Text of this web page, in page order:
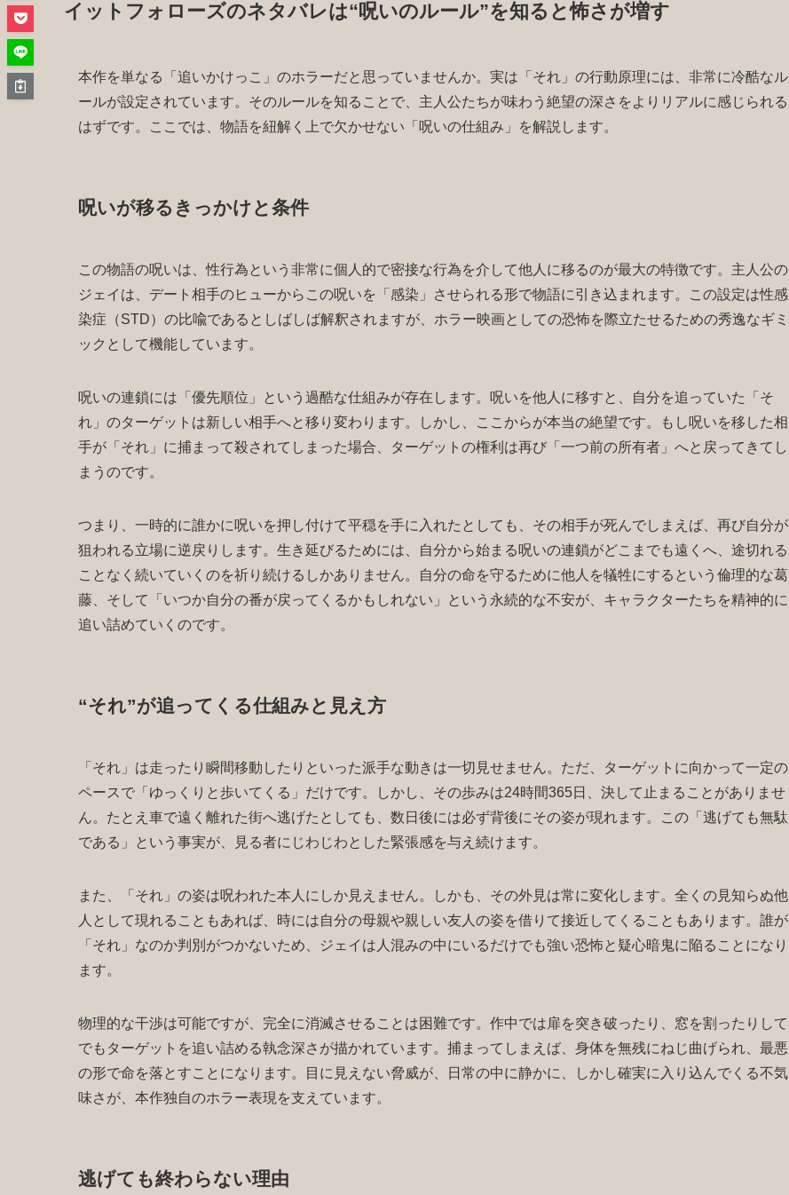
イットフォローズのネタバレは“呪いのルール”を知ると怖さが増す
本作を単なる「追いかけっこ」のホラーだと思っていませんか。実は「それ」の行動原理には、非常に冷酷なル
ールが設定されています。そのルールを知ることで、主人公たちが味わう絶望の深さをよりリアルに感じられる
はずです。ここでは、物語を紐解く上で欠かせない「呪いの仕組み」を解説します。
呪いが移るきっかけと条件
この物語の呪いは、性行為という非常に個人的で密接な行為を介して他人に移るのが最大の特徴です。主人公の
ジェイは、デート相手のヒューからこの呪いを「感染」させられる形で物語に引き込まれます。この設定は性感
染症（STD）の比喩であるとしばしば解釈されますが、ホラー映画としての恐怖を際立たせるための秀逸なギミ
ックとして機能しています。
呪いの連鎖には「優先順位」という過酷な仕組みが存在します。呪いを他人に移すと、自分を追っていた「そ
れ」のターゲットは新しい相手へと移り変わります。しかし、ここからが本当の絶望です。もし呪いを移した相
手が「それ」に捕まって殺されてしまった場合、ターゲットの権利は再び「一つ前の所有者」へと戻ってきてし
まうのです。
つまり、一時的に誰かに呪いを押し付けて平穏を手に入れたとしても、その相手が死んでしまえば、再び自分が
狙われる立場に逆戻りします。生き延びるためには、自分から始まる呪いの連鎖がどこまでも遠くへ、途切れる
ことなく続いていくのを祈り続けるしかありません。自分の命を守るために他人を犠牲にするという倫理的な葛
藤、そして「いつか自分の番が戻ってくるかもしれない」という永続的な不安が、キャラクターたちを精神的に
追い詰めていくのです。
“それ”が追ってくる仕組みと見え方
「それ」は走ったり瞬間移動したりといった派手な動きは一切見せません。ただ、ターゲットに向かって一定の
ペースで「ゆっくりと歩いてくる」だけです。しかし、その歩みは24時間365日、決して止まることがありませ
ん。たとえ車で遠く離れた街へ逃げたとしても、数日後には必ず背後にその姿が現れます。この「逃げても無駄
である」という事実が、見る者にじわじわとした緊張感を与え続けます。
また、「それ」の姿は呪われた本人にしか見えません。しかも、その外見は常に変化します。全くの見知らぬ他
人として現れることもあれば、時には自分の母親や親しい友人の姿を借りて接近してくることもあります。誰が
「それ」なのか判別がつかないため、ジェイは人混みの中にいるだけでも強い恐怖と疑心暗鬼に陥ることになり
ます。
物理的な干渉は可能ですが、完全に消滅させることは困難です。作中では扉を突き破ったり、窓を割ったりして
でもターゲットを追い詰める執念深さが描かれています。捕まってしまえば、身体を無残にねじ曲げられ、最悪
の形で命を落とすことになります。目に見えない脅威が、日常の中に静かに、しかし確実に入り込んでくる不気
味さが、本作独自のホラー表現を支えています。
逃げても終わらない理由